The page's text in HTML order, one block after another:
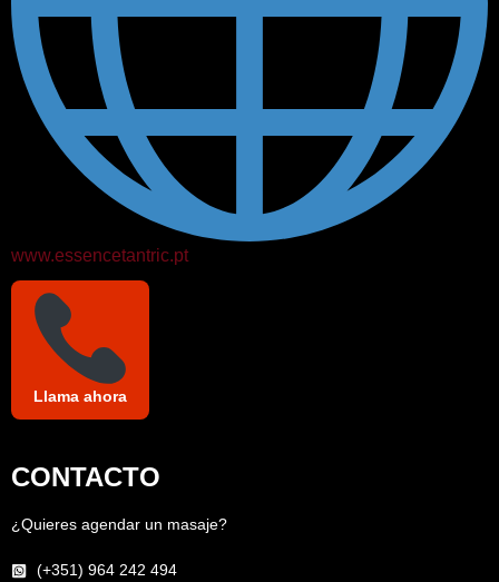
www.essencetantric.pt
Llama ahora
CONTACTO
¿Quieres agendar un masaje?
(+351) 964 242 494